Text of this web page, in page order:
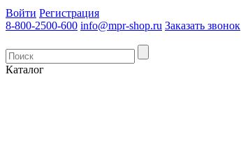
Войти Регистрация
8-800-2500-600 info@mpr-shop.ru Заказать звонок
Каталог